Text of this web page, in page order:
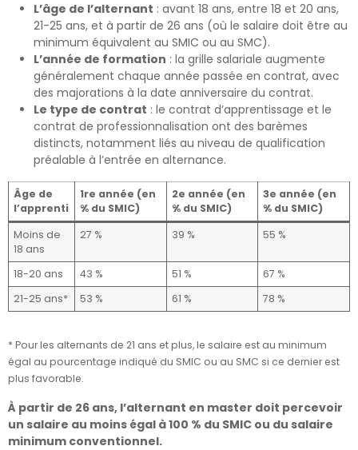
L’âge de l’alternant : avant 18 ans, entre 18 et 20 ans,
21-25 ans, et à partir de 26 ans (où le salaire doit être au
minimum équivalent au SMIC ou au SMC).
L’année de formation : la grille salariale augmente
généralement chaque année passée en contrat, avec
des majorations à la date anniversaire du contrat.
Le type de contrat : le contrat d’apprentissage et le
contrat de professionnalisation ont des barèmes
distincts, notamment liés au niveau de qualification
préalable à l’entrée en alternance.
Âge de
l’apprenti
1re année (en
% du SMIC)
2e année (en
% du SMIC)
3e année (en
% du SMIC)
Moins de
18 ans
27 % 39 % 55 %
18-20 ans 43 % 51 %
67 %
21-25 ans*
53 % 61 % 78 %
* Pour les alternants de 21 ans et plus, le salaire est au minimum
égal au pourcentage indiqué du SMIC ou au SMC si ce dernier est
plus favorable.
À partir de 26 ans, l’alternant en master doit percevoir
un salaire au moins égal à 100 % du SMIC ou du salaire
minimum conventionnel.